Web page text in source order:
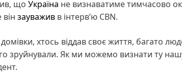
що Україна не визнаватиме тимчасово
зауважив в інтерв’ю CBN.
хтось віддав своє життя, багато
зруйнували. Як ми можемо визнати ту